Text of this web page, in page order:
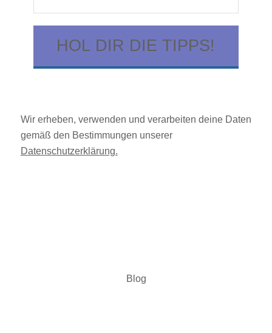
HOL DIR DIE TIPPS!
Wir erheben, verwenden und verarbeiten deine Daten
gemäß den Bestimmungen unserer
Datenschutzerklärung.
Blog